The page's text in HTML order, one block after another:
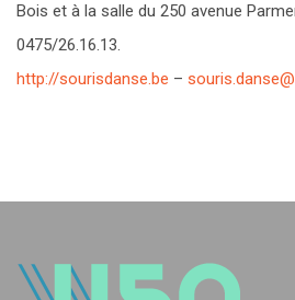
Bois et à la salle du 250 avenue
0475/26.16.13.
http://sourisdanse.be –